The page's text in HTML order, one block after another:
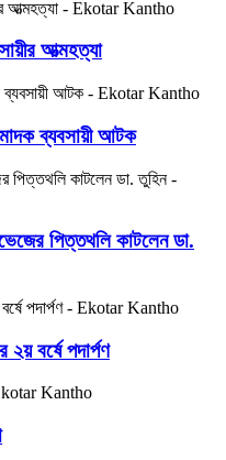
আত্মহত্যা
মাদক ব্যবসায়ী আটক
পিত্তথলি কাটলেন ডা.
বর্ষে পদার্পণ